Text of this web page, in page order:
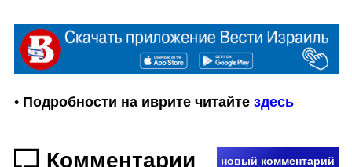
• Подробности на иврите читайте здесь
Комментарии новый комментарий